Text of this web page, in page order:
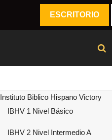
ESCRITORIO
Instituto Biblico Hispano Victory
IBHV 1 Nivel Básico
IBHV 2 Nivel Intermedio A